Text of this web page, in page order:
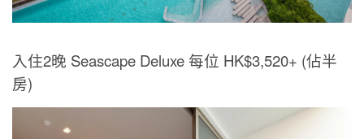
入住2晚 Seascape Deluxe 每位 HK$3,520+ (佔半
房)